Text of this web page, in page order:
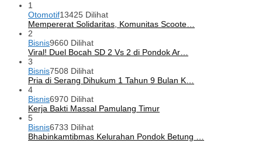
1
Otomotif13425 Dilihat
Mempererat Solidaritas, Komunitas Scoote…
2
Bisnis9660 Dilihat
Viral! Duel Bocah SD 2 Vs 2 di Pondok Ar…
3
Bisnis7508 Dilihat
Pria di Serang Dihukum 1 Tahun 9 Bulan K…
4
Bisnis6970 Dilihat
Kerja Bakti Massal Pamulang Timur
5
Bisnis6733 Dilihat
Bhabinkamtibmas Kelurahan Pondok Betung …